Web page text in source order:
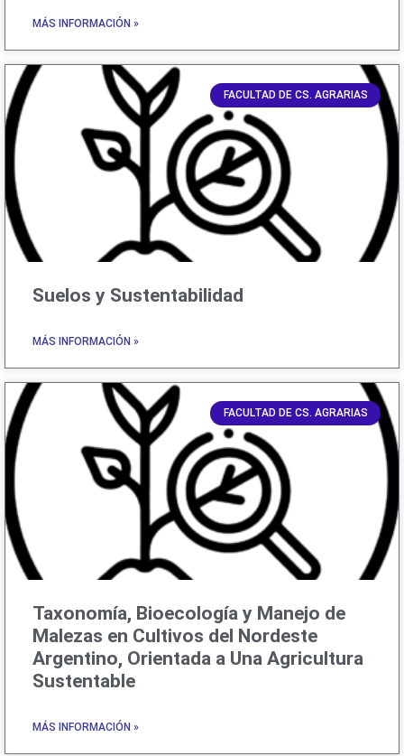
MÁS INFORMACIÓN »
FACULTAD DE CS. AGRARIAS
Suelos y Sustentabilidad
MÁS INFORMACIÓN »
FACULTAD DE CS. AGRARIAS
Taxonomía, Bioecología y Manejo de
Malezas en Cultivos del Nordeste
Argentino, Orientada a Una Agricultura
Sustentable
MÁS INFORMACIÓN »